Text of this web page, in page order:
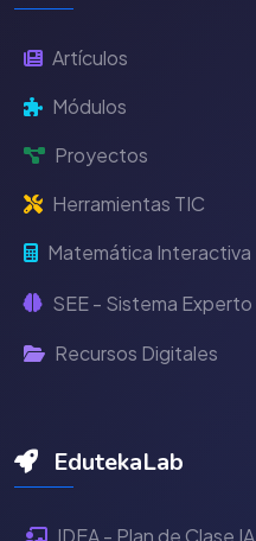
Artículos
Módulos
Proyectos
Herramientas TIC
Matemática Interactiva
SEE - Sistema Experto
Recursos Digitales
EdutekaLab
IDEA - Plan de Clase IA